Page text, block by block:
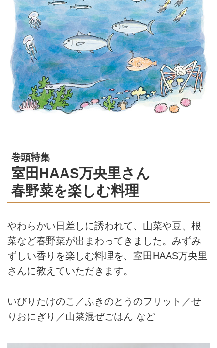
巻頭特集
室田HAAS万央里さん
春野菜を楽しむ料理
やわらかい日差しに誘われて、山菜や豆、根
菜など春野菜が出まわってきました。みずみ
ずしい香りを楽しむ料理を、室田HAAS万央里
さんに教えていただきます。
いびりたけのこ／ふきのとうのフリット／せ
りおにぎり／山菜混ぜごはん など